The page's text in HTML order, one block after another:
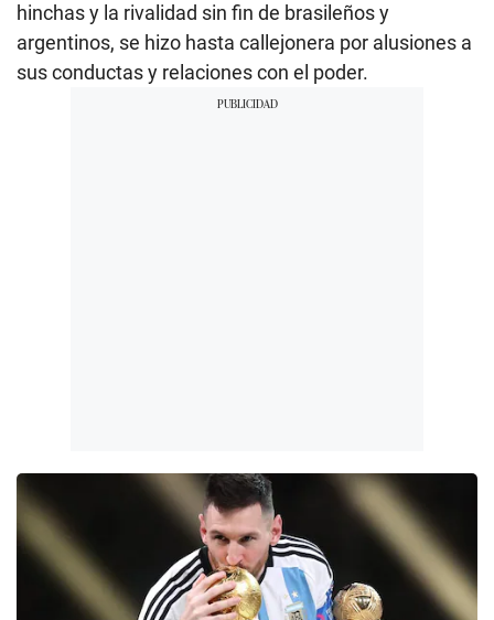
hinchas y la rivalidad sin fin de brasileños y
argentinos, se hizo hasta callejonera por alusiones a
sus conductas y relaciones con el poder.